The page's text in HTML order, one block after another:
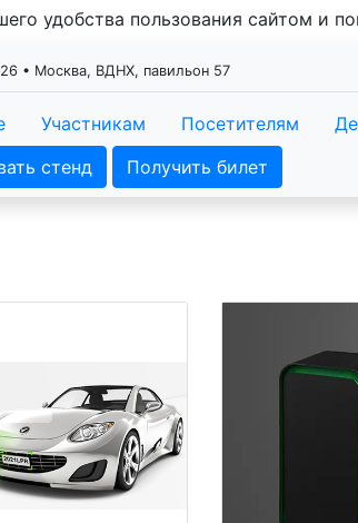
удобства пользования сайтом и
• Москва, ВДНХ, павильон 57
Участникам Посетителям
стенд
Получить билет